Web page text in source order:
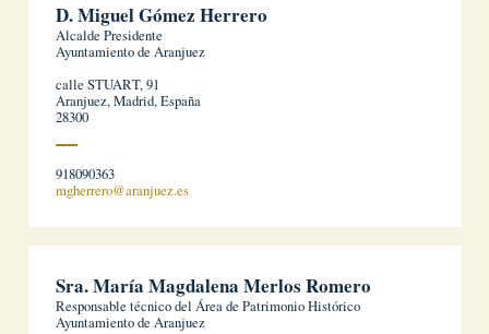
D. Miguel Gómez Herrero
Alcalde Presidente
Ayuntamiento de Aranjuez
calle STUART, 91
Aranjuez, Madrid, España
28300
918090363
mgherrero@aranjuez.es
Sra. María Magdalena Merlos Romero
Responsable técnico del Área de Patrimonio Histórico
Ayuntamiento de Aranjuez